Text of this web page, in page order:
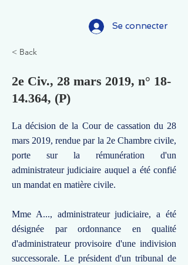
Se connecter
< Back
2e Civ., 28 mars 2019, n° 18-
14.364, (P)
La décision de la Cour de cassation du 28
mars 2019, rendue par la 2e Chambre civile,
porte sur la rémunération d'un
administrateur judiciaire auquel a été confié
un mandat en matière civile.
Mme A..., administrateur judiciaire, a été
désignée par ordonnance en qualité
d'administrateur provisoire d'une indivision
successorale. Le président d'un tribunal de